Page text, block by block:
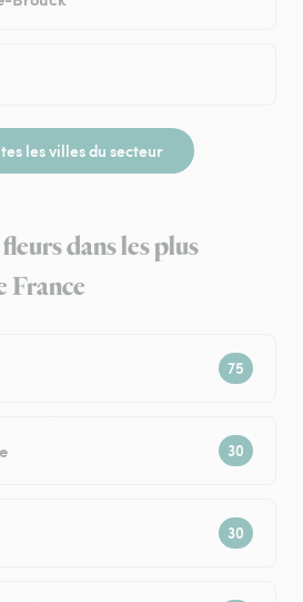
les villes du secteur
dans les plus
France